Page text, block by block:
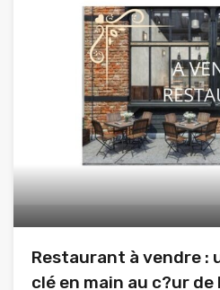
Restaurant à vendre :
clé en main au c?ur de